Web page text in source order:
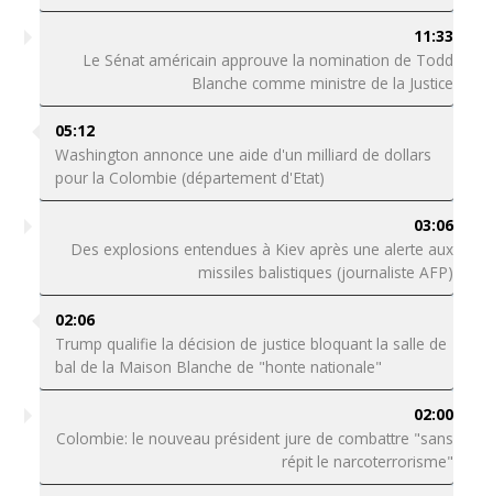
11:33
Le Sénat américain approuve la nomination de Todd
Blanche comme ministre de la Justice
05:12
Washington annonce une aide d'un milliard de dollars
pour la Colombie (département d'Etat)
03:06
Des explosions entendues à Kiev après une alerte aux
missiles balistiques (journaliste AFP)
02:06
Trump qualifie la décision de justice bloquant la salle de
bal de la Maison Blanche de "honte nationale"
02:00
Colombie: le nouveau président jure de combattre "sans
répit le narcoterrorisme"